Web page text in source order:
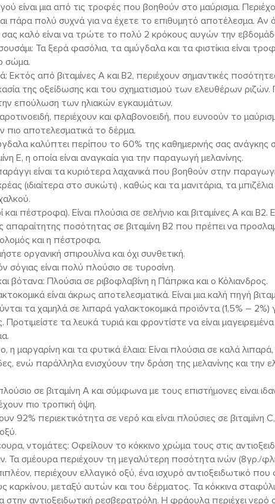
είναι μια από τις τροφές που βοηθούν στο μαύρισμα.
πάρα πολύ συχνά για να έχετε το επιθυμητό αποτέλεσμα. Αν
καλό είναι να τρώτε το πολύ 2 κρόκους αυγών την
Τα ξερά φασόλια, τα αμύγδαλα και τα φιστίκια είναι
σώμα.
από βιταμίνες Α και Β2, περιέχουν σημαντικές
της οξείδωσης και του σχηματισμού των ελευθέρων ριζών.
επούλωση των ηλιακών εγκαυμάτων.
περιέχουν και φλαβονοειδή, που ευνοούν το
πιο αποτελεσματικά το δέρμα.
καλύπτει περίπου το 60% της καθημερινής σας ανάγκης
Ε, η οποία είναι αναγκαία για την παραγωγή μελανίνης.
είναι τα κυριότερα λαχανικά που βοηθούν στην
(ιδιαίτερα στο συκώτι) , καθώς και τα μανιτάρια, τα
πέστροφα). Είναι πλούσια σε σελήνιο και βιταμίνες Α και Β2.
απαραίτητης ποσότητας σε βιταμίνη Β2 που πρέπει να
και η πέστροφα.
οργανική σπιρουλίνα και όχι συνθετική.
σόγιας είναι πολύ πλούσιο σε τυροσίνη.
βότανα: Πλούσια σε ριβοφλαβίνη η Πάπρικα και ο Κόλιανδρος.
είναι άκρως αποτελεσματικά. Είναι μια καλή πηγή
τα χαμηλά σε λιπαρά γαλακτοκομικά προϊόντα (1,5% – 2%)
τα λευκά τυριά και φροντίστε να είναι
η μαργαρίνη και τα φυτικά έλαια: Είναι πλούσια σε καλά
ενώ παράλληλα ενισχύουν την δράση της μελανίνης και την
σε βιταμίνη Α και σύμφωνα με τους επιστήμονες είναι
πιο τροπική όψη.
92% περιεκτικότητα σε νερό και είναι πλούσιες σε βιταμίνη C,
ντομάτες: Οφείλουν το κόκκινο χρώμα τους στις
Τα σμέουρα περιέχουν τη μεγαλύτερη ποσότητα ινών (8γρ./
περιέχουν ελλαγικό οξύ, ένα ισχυρό αντιοξειδωτικό που
καρκίνου, μεταξύ αυτών και του δέρματος. Τα κόκκινα
στην αντιοξειδωτική ρεσβερατρόλη. Η φράουλα περιέχει